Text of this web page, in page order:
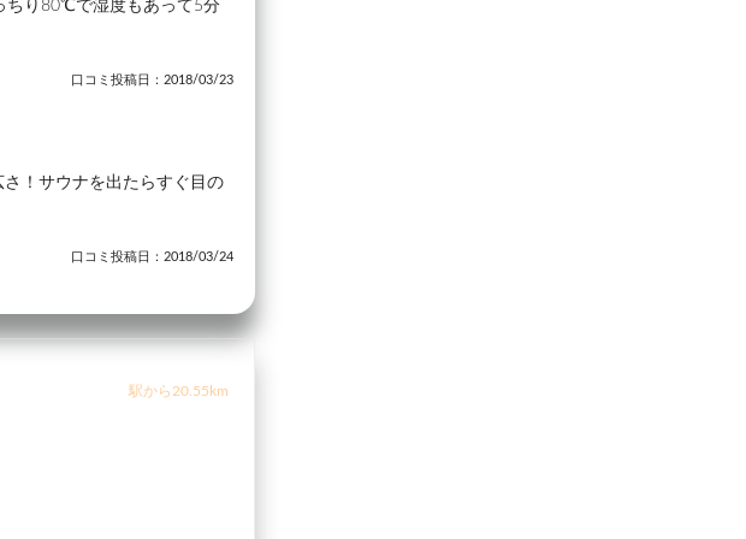
ちり80℃で湿度もあって5分
口コミ投稿日：2018/03/23
！サウナを出たらすぐ目の
口コミ投稿日：2018/03/24
駅から20.55km